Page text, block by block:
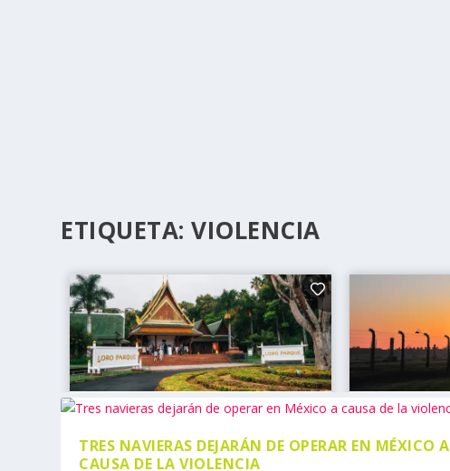
ETIQUETA:VIOLENCIA
TRES NAVIERAS DEJARÁN DE OPERAR EN MÉXICO A
CAUSA DE LA VIOLENCIA